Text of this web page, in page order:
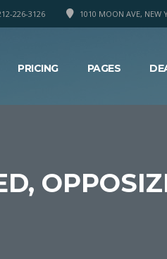
1010 MOON AVE, NEW
226-3126
PRICING PAGES